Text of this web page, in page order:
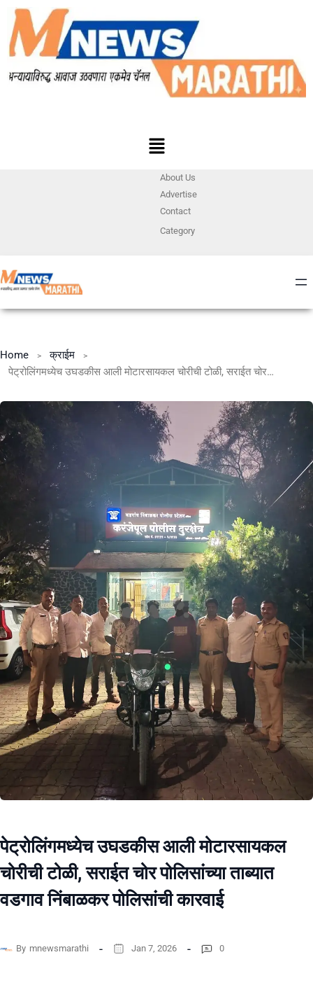
About Us
Advertise
Contact
Category
Home
क्राईम
पेट्रोलिंगमध्येच उघडकीस आली मोटारसायकल चोरीची टोळी, सराईत चोर पोलिसांच्या ताब्यात वडगाव निंबाळकर पोलिसांची कारवाई
पेट्रोलिंगमध्येच उघडकीस आली मोटारसायकल
चोरीची टोळी, सराईत चोर पोलिसांच्या ताब्यात
वडगाव निंबाळकर पोलिसांची कारवाई
By mnewsmarathi Jan 7, 2026 0